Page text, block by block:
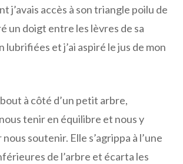
j’avais accès à son triangle poilu de
un doigt entre les lèvres de sa
lubrifiées et j’ai aspiré le jus de mon
à côté d’un petit arbre,
tenir en équilibre et nous y
soutenir. Elle s’agrippa à l’une
de l’arbre et écarta les